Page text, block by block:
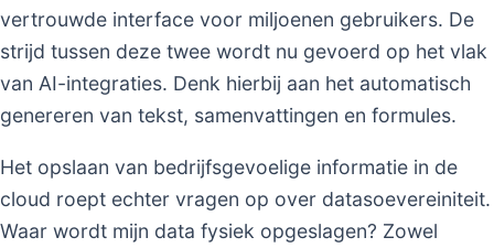
vertrouwde interface voor miljoenen gebruikers. De
strijd tussen deze twee wordt nu gevoerd op het vlak
van AI-integraties. Denk hierbij aan het automatisch
genereren van tekst, samenvattingen en formules.
Het opslaan van bedrijfsgevoelige informatie in de
cloud roept echter vragen op over datasoevereiniteit.
Waar wordt mijn data fysiek opgeslagen? Zowel